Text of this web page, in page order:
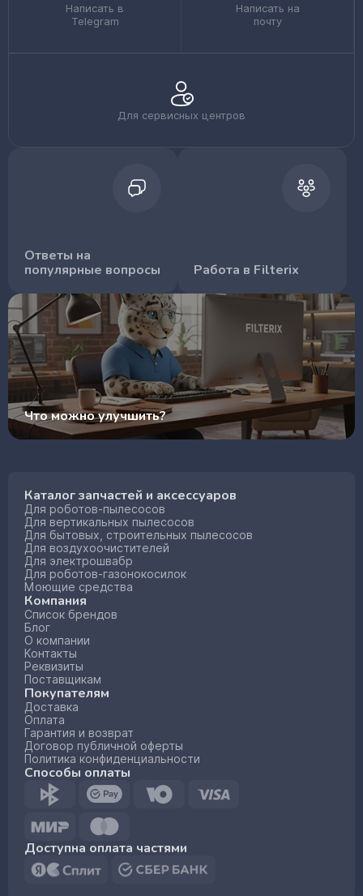
Написать в
Telegram
Написать на
почту
Для сервисных центров
Ответы на
популярные вопросы
Работа в Filterix
Что можно улучшить?
Каталог запчастей и аксессуаров
Для роботов-пылесосов
Для вертикальных пылесосов
Для бытовых, строительных пылесосов
Для воздухоочистителей
Для электрошвабр
Для роботов-газонокосилок
Моющие средства
Компания
Список брендов
Блог
О компании
Контакты
Реквизиты
Поставщикам
Покупателям
Доставка
Оплата
Гарантия и возврат
Договор публичной оферты
Политика конфиденциальности
Способы оплаты
Доступна оплата частями